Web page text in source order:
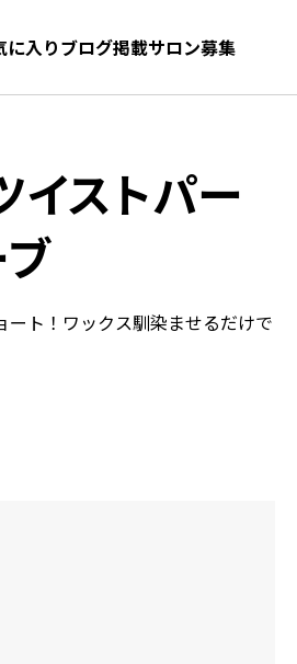
に入りブログ掲載サロン募集
り 髪型をさがす
イストパー
ト！ワックス馴染ませるだけで